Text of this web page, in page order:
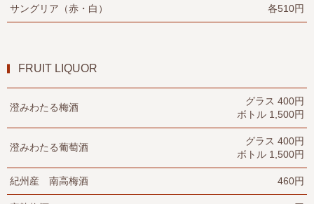
サングリア（赤・白） 各510円
FRUIT LIQUOR
澄みわたる梅酒
グラス 400円
ボトル 1,500円
澄みわたる葡萄酒
グラス 400円
ボトル 1,500円
紀州産 南高梅酒 460円